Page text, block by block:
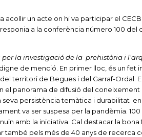
acollir un acte on hi va participar el
a la conferència número 100 del
per la investigació de la prehistòria i
de menció. En primer lloc, és un fet
territori de Begues i del Garraf-Ordal.
el panorama de difusió del
seva persistència temàtica i durabilitat
va ser suspesa per la pandèmia.
amb la iniciativa. Cal destacar la bona
també pels més de 40 anys de recerca